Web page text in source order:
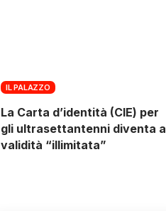
IL PALAZZO
La Carta d’identità (CIE) per
gli ultrasettantenni diventa a
validità “illimitata”